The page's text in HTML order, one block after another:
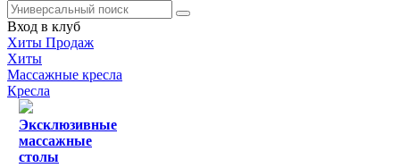
Вход в клуб
Хиты Продаж
Хиты
Массажные кресла
Кресла
Эксклюзивные
массажные
столы